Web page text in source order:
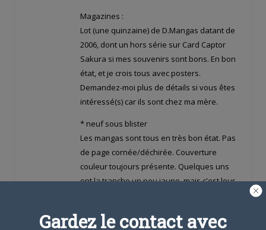
Magazines :
Lot (une quinzaine) de D.Mangas datant de
2006, dont un hors série sur Card Captor
Sakura si mes souvenirs sont bons. En bon
état, et je crois tous avec posters.
Demandez-moi plus de détails si vous êtes
intéressé(s) car ils sont chez ma mère.
* neuf sous blister
Les mangas sont tous en très bon état. Pas
de page cornée/déchirée. Couverture
couleur toujours présente. Quelques uns
ont la tranche un peu jaune, mais c'est leur
Merci d'avance aux intéressés ^^
Gardez le contact avec